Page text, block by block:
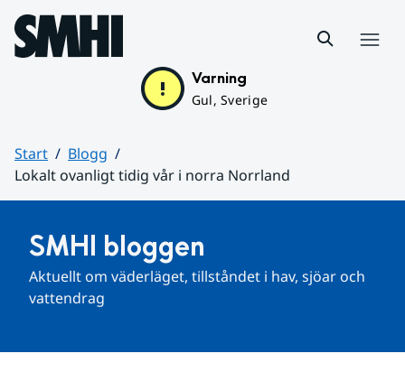
Hoppa till sidans innehåll
Varning
Gul, Sverige
Start
Blogg
Lokalt ovanligt tidig vår i norra Norrland
SMHI bloggen
Aktuellt om väderläget, tillståndet i hav, sjöar och
vattendrag